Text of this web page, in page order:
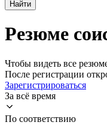
Найти
Резюме
Чтобы видеть все
После регистрации
Зарегистрироваться
За всё время
По соответствию